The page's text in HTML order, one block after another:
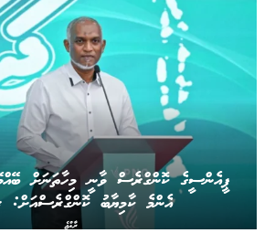
ރާއްޖެ
ޕީއެންސީގެ ކޮންގްރެސް ވާނީ މިހާތަނަށް
އެންމެ ކާމިޔާބު ކޮންގްރެސްއަށް: